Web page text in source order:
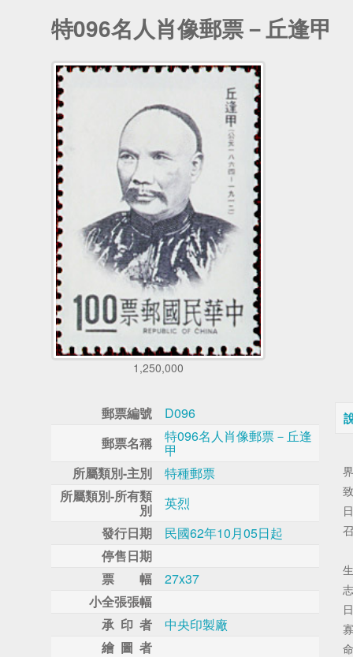
特096名人肖像郵票－丘逢甲
1,250,000
郵票編號
D096
郵票名稱
特096名人肖像郵票－丘逢
甲
所屬類別-主別
特種郵票
所屬類別-所有類
別
英烈
發行日期
民國62年10月05日起
停售日期
票 幅
27x37
小全張張幅
承 印 者
中央印製廠
繪 圖 者